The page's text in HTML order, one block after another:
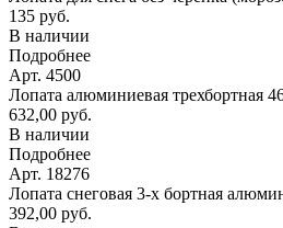
135 руб.
В наличии
Подробнее
Арт. 4500
Лопата алюминиевая трехбортная
632,00 руб.
В наличии
Подробнее
Арт. 18276
Лопата снеговая 3-х бортная
392,00 руб.